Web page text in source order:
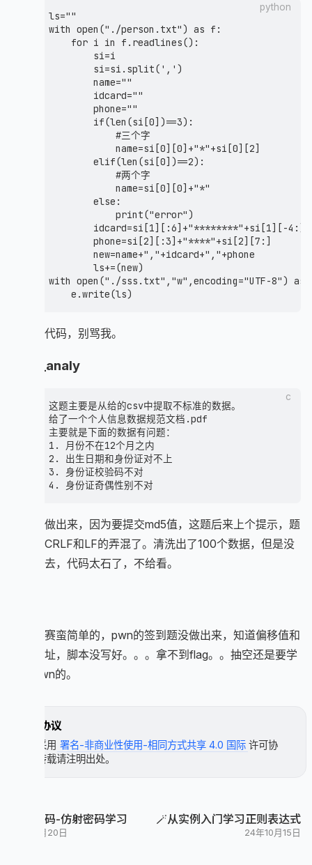
    v8[0] = 102;
    v8[1] = 108;
    v8[2] = 97;
    v8[3] = 103;
    v8[4] = 123;
    v8[5] = 52;
    v8[6] = 55;
    v8[7] = 101;
    v8[8] = 98;
    v8[9] = 102;
    v8[10] = 48;
    v8[11] = 48;
    v8[12] = 56;
    v8[13] = 57;
    v8[14] = 57;
    v8[15] = 97;
    v8[16] = 51;
    v8[17] = 54;
    v8[18] = 97;
    v8[19] = 57;
    v8[20] = 53;
    v8[21] = 98;
    v8[22] = 99;
    v8[24] = 48;
    v8[25] = 49;
    v8[27] = 53;
    v8[30] = 101;
    v8[31] = 51;
    v8[32] = 50;
    v8[33] = 98;
    v8[34] = 56;
    v8[35] = 100;
    v8[36] = 97;
    for(int i=0;i<38;i++)
    {
        flag[v7[i]]=v8[i];
    }
    return 0;
}
python
ls=""
with open("./person.txt") as f:
    for i in f.readlines():
        si=i
        si=si.split(',')
        name=""
        idcard=""
        phone=""
        if(len(si[0])==3):
            #三个字
            name=si[0][0]+"*"+si[0][2]
        elif(len(si[0])==2):
            #两个字
            name=si[0][0]+"*"
        else:
            print("error")
        idcard=si[1][:6]+"********"+si[1][-4:]
        phone=si[2][:3]+"****"+si[2][7:]
        new=name+","+idcard+","+phone
        ls+=(new)
with open("./sss.txt","w",encoding="UTF-8") as
很石的代码，别骂我。
data_analy
c
这题主要是从给的csv中提取不标准的数据。
给了一个个人信息数据规范文档.pdf
主要就是下面的数据有问题：
1. 月份不在12个月之内
2. 出生日期和身份证对不上
3. 身份证校验码不对
这题没做出来，因为要提交md5值，这题后来上个提示，题
目方把CRLF和LF的弄混了。清洗出了100个数据，但是没
法交上去，代码太石了，不给看。
这个比赛蛮简单的，pwn的签到题没做出来，知道偏移值和
后门地址，脚本没写好。。。拿不到flag。。抽空还是要学
一学pwn的。
许可协议
本文采用 署名-非商业性使用-相同方式共享 4.0 国际 许可协
议，转载请注明出处。
古典密码-仿射密码学习
24年11月20日
🪄从实例入门学习正则表达式
24年10月15日